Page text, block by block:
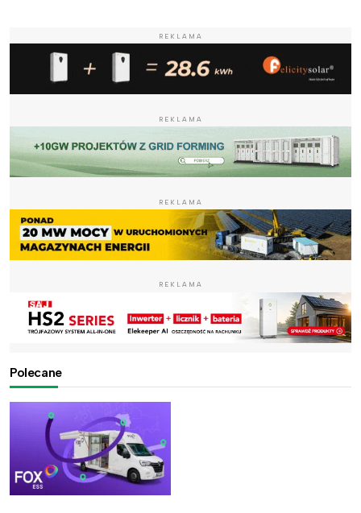
REKLAMA
REKLAMA
REKLAMA
REKLAMA
Polecane